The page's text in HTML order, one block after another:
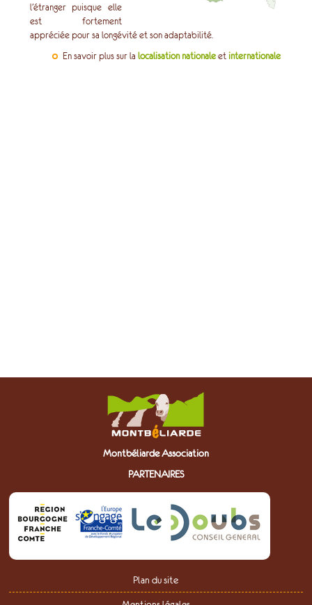
l’étranger puisque elle
est fortement
appréciée pour sa longévité et son adaptabilité.
En savoir plus sur lalocalisation nationale etinternationale
Montbéliarde Association
PARTENAIRES
Plan du site